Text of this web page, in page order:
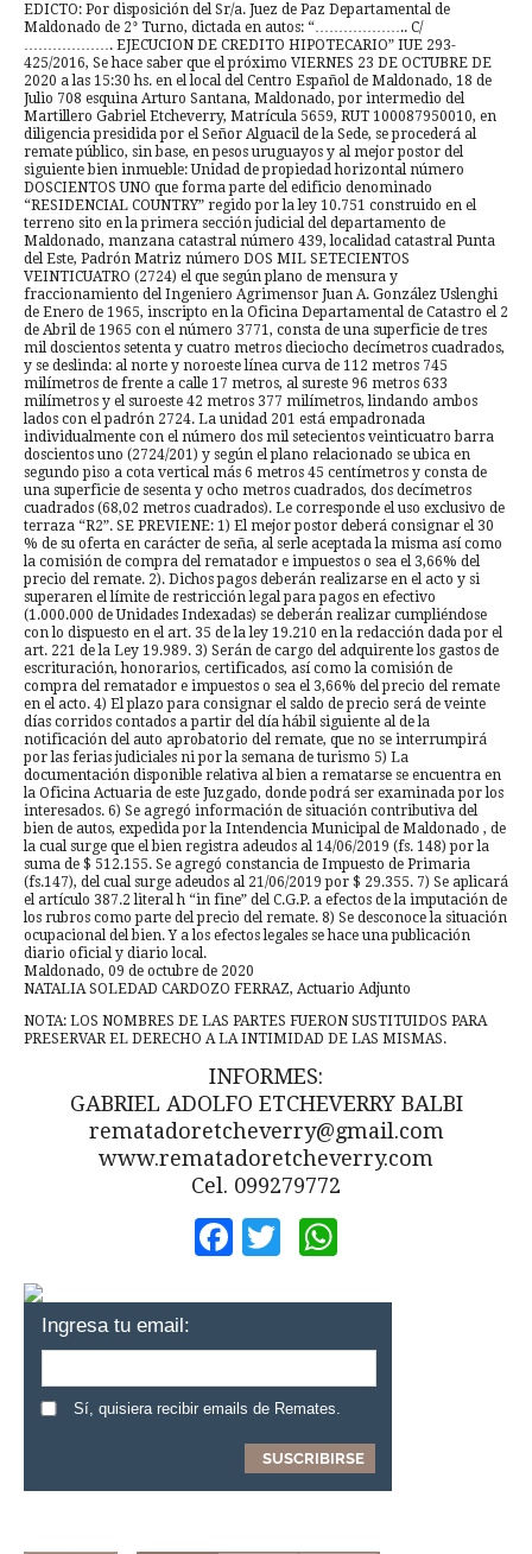
EDICTO: Por disposición del Sr/a. Juez de Paz Departamental de
Maldonado de 2° Turno, dictada en autos: “……………….. C/
………………. EJECUCION DE CREDITO HIPOTECARIO” IUE 293-
425/2016, Se hace saber que el próximo VIERNES 23 DE OCTUBRE DE
2020 a las 15:30 hs. en el local del Centro Español de Maldonado, 18 de
Julio 708 esquina Arturo Santana, Maldonado, por intermedio del
Martillero Gabriel Etcheverry, Matrícula 5659, RUT 100087950010, en
diligencia presidida por el Señor Alguacil de la Sede, se procederá al
remate público, sin base, en pesos uruguayos y al mejor postor del
siguiente bien inmueble: Unidad de propiedad horizontal número
DOSCIENTOS UNO que forma parte del edificio denominado
“RESIDENCIAL COUNTRY” regido por la ley 10.751 construido en el
terreno sito en la primera sección judicial del departamento de
Maldonado, manzana catastral número 439, localidad catastral Punta
del Este, Padrón Matriz número DOS MIL SETECIENTOS
VEINTICUATRO (2724) el que según plano de mensura y
fraccionamiento del Ingeniero Agrimensor Juan A. González Uslenghi
de Enero de 1965, inscripto en la Oficina Departamental de Catastro el 2
de Abril de 1965 con el número 3771, consta de una superficie de tres
mil doscientos setenta y cuatro metros dieciocho decímetros cuadrados,
y se deslinda: al norte y noroeste línea curva de 112 metros 745
milímetros de frente a calle 17 metros, al sureste 96 metros 633
milímetros y el suroeste 42 metros 377 milímetros, lindando ambos
lados con el padrón 2724. La unidad 201 está empadronada
individualmente con el número dos mil setecientos veinticuatro barra
doscientos uno (2724/201) y según el plano relacionado se ubica en
segundo piso a cota vertical más 6 metros 45 centímetros y consta de
una superficie de sesenta y ocho metros cuadrados, dos decímetros
cuadrados (68,02 metros cuadrados). Le corresponde el uso exclusivo de
terraza “R2”. SE PREVIENE: 1) El mejor postor deberá consignar el 30
% de su oferta en carácter de seña, al serle aceptada la misma así como
la comisión de compra del rematador e impuestos o sea el 3,66% del
precio del remate. 2). Dichos pagos deberán realizarse en el acto y si
superaren el límite de restricción legal para pagos en efectivo
(1.000.000 de Unidades Indexadas) se deberán realizar cumpliéndose
con lo dispuesto en el art. 35 de la ley 19.210 en la redacción dada por el
art. 221 de la Ley 19.989. 3) Serán de cargo del adquirente los gastos de
escrituración, honorarios, certificados, así como la comisión de
compra del rematador e impuestos o sea el 3,66% del precio del remate
en el acto. 4) El plazo para consignar el saldo de precio será de veinte
días corridos contados a partir del día hábil siguiente al de la
notificación del auto aprobatorio del remate, que no se interrumpirá
por las ferias judiciales ni por la semana de turismo 5) La
documentación disponible relativa al bien a rematarse se encuentra en
la Oficina Actuaria de este Juzgado, donde podrá ser examinada por los
interesados. 6) Se agregó información de situación contributiva del
bien de autos, expedida por la Intendencia Municipal de Maldonado , de
la cual surge que el bien registra adeudos al 14/06/2019 (fs. 148) por la
suma de $ 512.155. Se agregó constancia de Impuesto de Primaria
(fs.147), del cual surge adeudos al 21/06/2019 por $ 29.355. 7) Se aplicará
el artículo 387.2 literal h “in fine” del C.G.P. a efectos de la imputación de
los rubros como parte del precio del remate. 8) Se desconoce la situación
ocupacional del bien. Y a los efectos legales se hace una publicación
diario oficial y diario local.
Maldonado, 09 de octubre de 2020
NATALIA SOLEDAD CARDOZO FERRAZ, Actuario Adjunto
NOTA: LOS NOMBRES DE LAS PARTES FUERON SUSTITUIDOS PARA
PRESERVAR EL DERECHO A LA INTIMIDAD DE LAS MISMAS.
INFORMES:
GABRIEL ADOLFO ETCHEVERRY BALBI
rematadoretcheverry@gmail.com
www.rematadoretcheverry.com
Cel. 099279772
Facebook
Twitter
Ingresa tu email:
Sí, quisiera recibir emails de Remates.